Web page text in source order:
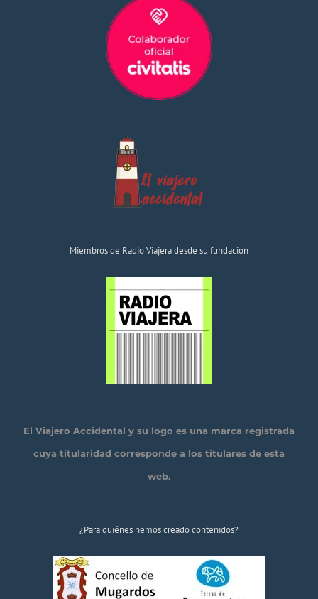
Miembros de Radio Viajera desde su fundación
El Viajero Accidental y su logo es una marca registrada
cuya titularidad corresponde a los titulares de esta
web.
¿Para quiénes hemos creado contenidos?